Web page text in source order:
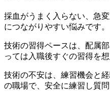
採血がうまく入らない、急
につながりやすい悩みです。
技術の習得ペースは、配属
っては入職後すぐの習得を
技術の不安は、練習機会と
の職場で、安全に練習し質